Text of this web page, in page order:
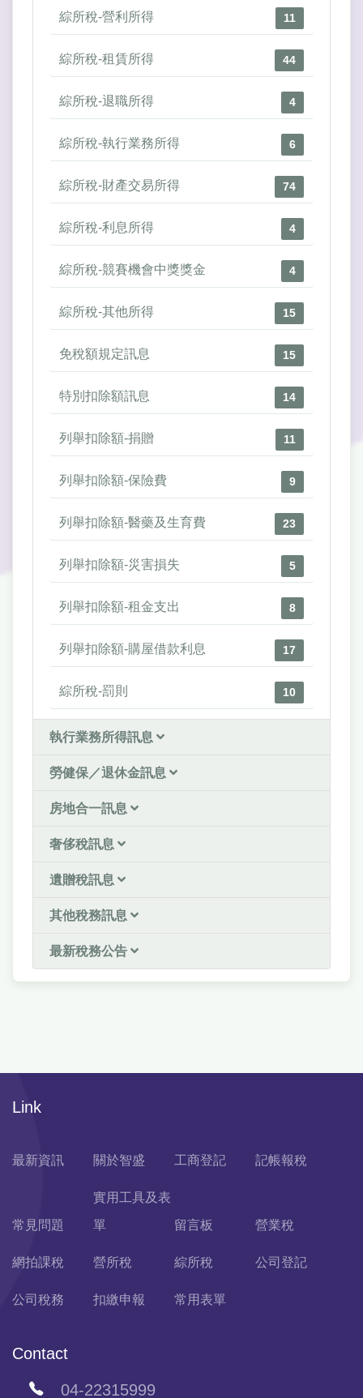
綜所稅-營利所得 11
綜所稅-租賃所得 44
綜所稅-退職所得 4
綜所稅-執行業務所得 6
綜所稅-財產交易所得 74
綜所稅-利息所得 4
綜所稅-競賽機會中獎獎金 4
綜所稅-其他所得 15
免稅額規定訊息 15
特別扣除額訊息 14
列舉扣除額-捐贈 11
列舉扣除額-保險費 9
列舉扣除額-醫藥及生育費 23
列舉扣除額-災害損失 5
列舉扣除額-租金支出 8
列舉扣除額-購屋借款利息 17
綜所稅-罰則 10
執行業務所得訊息
勞健保／退休金訊息
房地合一訊息
奢侈稅訊息
遺贈稅訊息
其他稅務訊息
最新稅務公告
Link
最新資訊 關於智盛 工商登記 記帳報稅
常見問題
實用工具及表
單
留言板 營業稅
網拍課稅 營所稅 綜所稅 公司登記
公司稅務 扣繳申報 常用表單
Contact
04-22315999